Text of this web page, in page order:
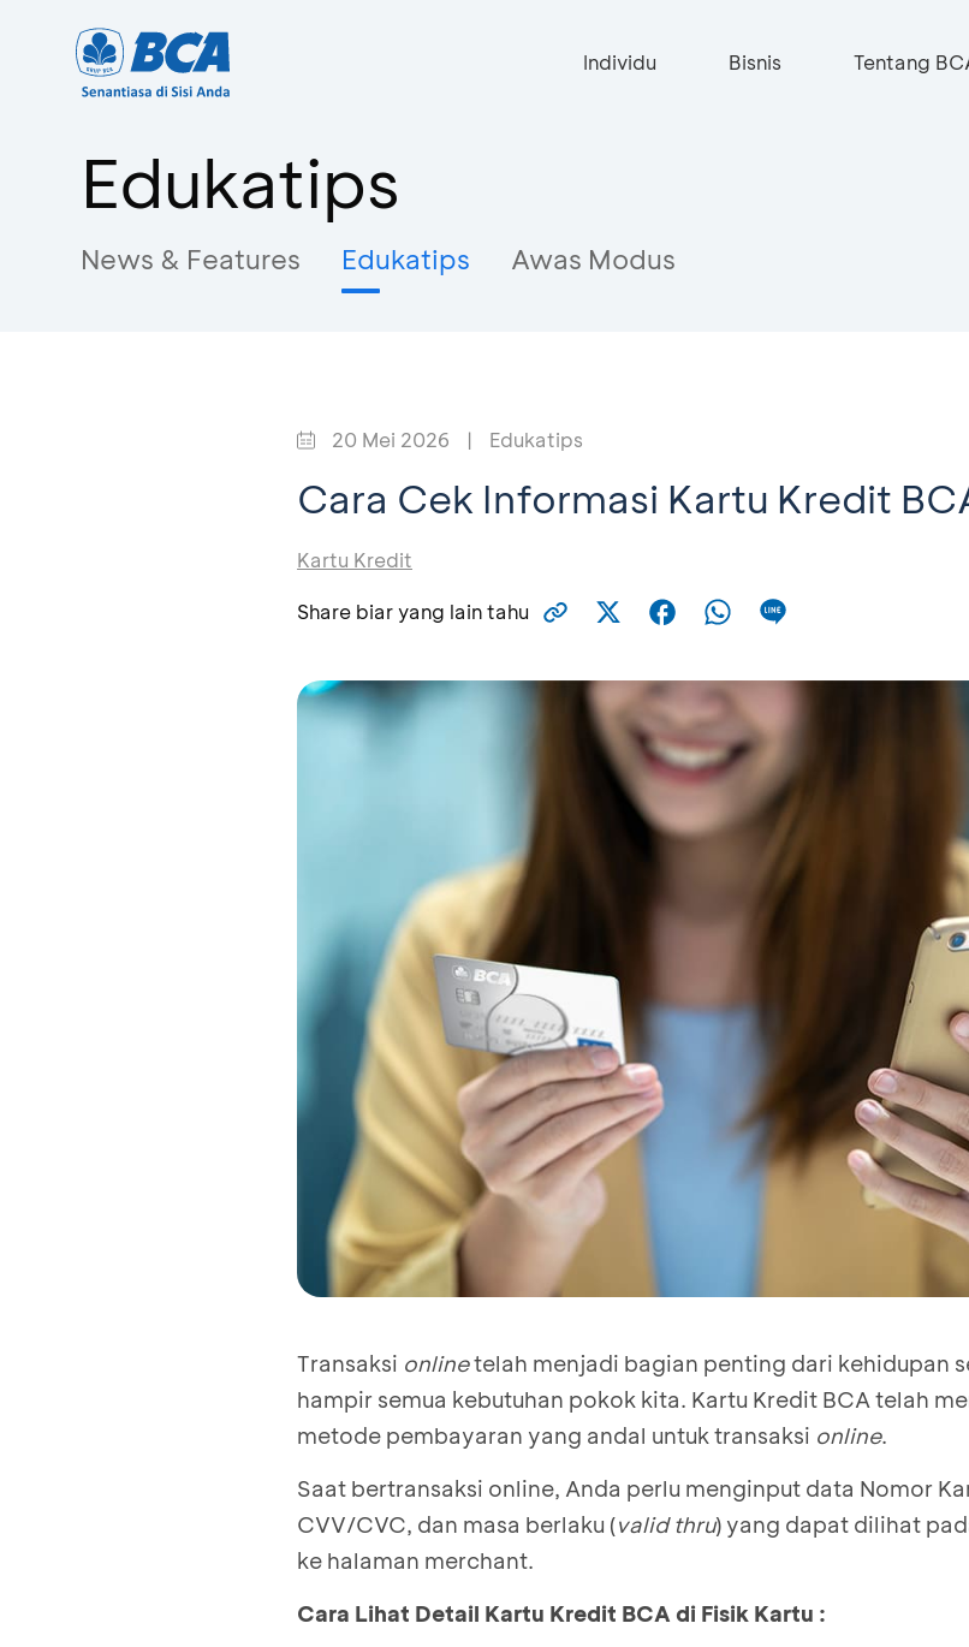
Individu Bisnis Tentang
Edukatips
News & Features Edukatips Awas Modus
20 Mei 2026 | Edukatips
Cara Cek Informasi Kartu Kredit
Kartu Kredit
Share biar yang lain tahu
Transaksi onlinetelah menjadi bagian penting dari kehidupan
hampir semua kebutuhan pokok kita. Kartu Kredit BCA telah
metode pembayaran yang andal untuk transaksi online.
Saat bertransaksi online, Anda perlu menginput data Nomor
CVV/CVC, dan masa berlaku (valid thru) yang dapat dilihat
ke halaman merchant.
Cara Lihat Detail Kartu Kredit BCA di Fisik Kartu :